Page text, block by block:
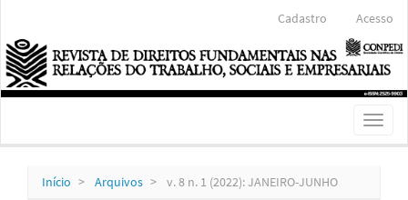
Conteúdo
principal
Barra
Lateral
Cadastro Acesso
Toggle
Início Arquivos v. 8 n. 1 (2022): JANEIRO-JUNHO